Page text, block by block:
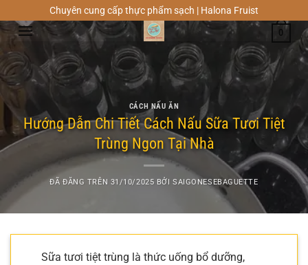
đến
nội
dung
Chuyên cung cấp thực phẩm sạch | Halona Fruist
0
CÁCH NẤU ĂN
Hướng Dẫn Chi Tiết Cách Nấu Sữa Tươi Tiệt
Trùng Ngon Tại Nhà
ĐÃ ĐĂNG TRÊN 31/10/2025 BỞISAIGONESEBAGUETTE
Sữa tươi tiệt trùng là thức uống bổ dưỡng,